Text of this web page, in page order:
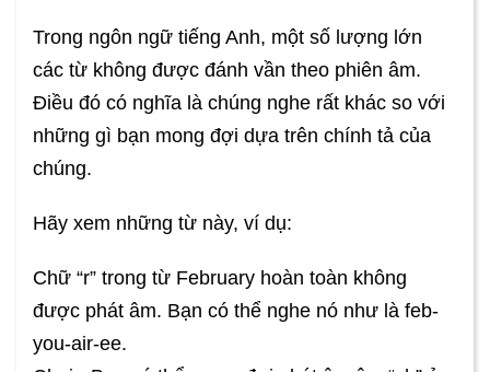
Trong ngôn ngữ tiếng Anh, một số lượng lớn
các từ không được đánh vần theo phiên âm.
Điều đó có nghĩa là chúng nghe rất khác so với
những gì bạn mong đợi dựa trên chính tả của
chúng.
Hãy xem những từ này, ví dụ:
Chữ “r” trong từ February hoàn toàn không
được phát âm. Bạn có thể nghe nó như là feb-
you-air-ee.